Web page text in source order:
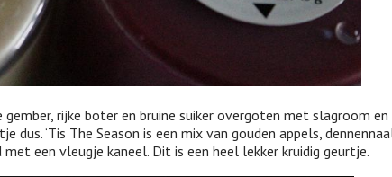
rijke boter en bruine suiker overgoten met slagroom en
dus. ‘Tis The Season is een mix van gouden appels,
een vleugje kaneel. Dit is een heel lekker kruidig geurtje.